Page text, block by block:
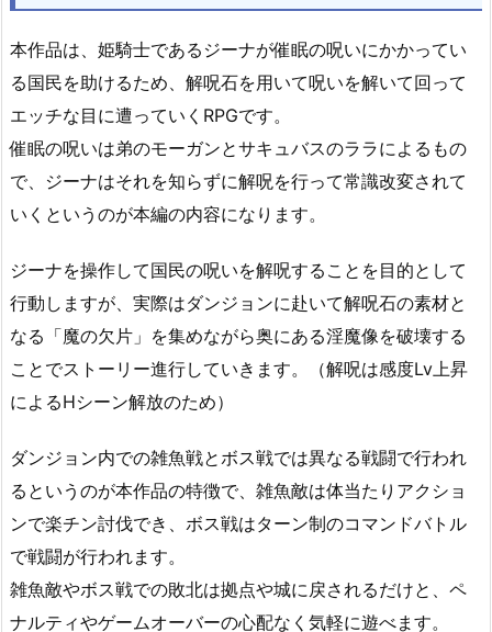
本作品は、姫騎士であるジーナが催眠の呪いにかかってい
る国民を助けるため、解呪石を用いて呪いを解いて回って
エッチな目に遭っていくRPGです。
催眠の呪いは弟のモーガンとサキュバスのララによるもの
で、ジーナはそれを知らずに解呪を行って常識改変されて
いくというのが本編の内容になります。
ジーナを操作して国民の呪いを解呪することを目的として
行動しますが、実際はダンジョンに赴いて解呪石の素材と
なる「魔の欠片」を集めながら奥にある淫魔像を破壊する
ことでストーリー進行していきます。（解呪は感度Lv上昇
によるHシーン解放のため）
ダンジョン内での雑魚戦とボス戦では異なる戦闘で行われ
るというのが本作品の特徴で、雑魚敵は体当たりアクショ
ンで楽チン討伐でき、ボス戦はターン制のコマンドバトル
で戦闘が行われます。
雑魚敵やボス戦での敗北は拠点や城に戻されるだけと、ペ
ナルティやゲームオーバーの心配なく気軽に遊べます。